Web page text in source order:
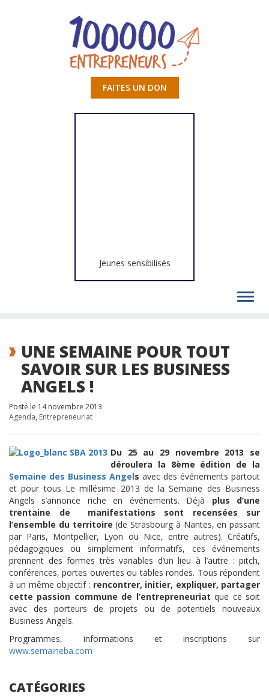
FAITES UN DON
Jeunes sensibilisés
UNE SEMAINE POUR TOUT
SAVOIR SUR LES BUSINESS
ANGELS !
Posté le 14 novembre 2013
Agenda, Entrepreneuriat
Du 25 au 29 novembre 2013 se
déroulera la 8ème édition de la
Semaine des Business Angels avec des événements partout
et pour tous Le millésime 2013 de la Semaine des Business
Angels s’annonce riche en événements. Déjà plus d’une
trentaine de manifestations sont recensées sur
l’ensemble du territoire (de Strasbourg à Nantes, en passant
par Paris, Montpellier, Lyon ou Nice, entre autres). Créatifs,
pédagogiques ou simplement informatifs, ces événements
prennent des formes très variables d’un lieu à l’autre : pitch,
conférences, portes ouvertes ou tables rondes. Tous répondent
à un même objectif : rencontrer, initier, expliquer, partager
cette passion commune de l’entrepreneuriat que ce soit
avec des porteurs de projets ou de potentiels nouveaux
Business Angels.
Programmes, informations et inscriptions sur
www.semaineba.com
CATÉGORIES